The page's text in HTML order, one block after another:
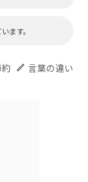
ます。
edit 言葉の違い